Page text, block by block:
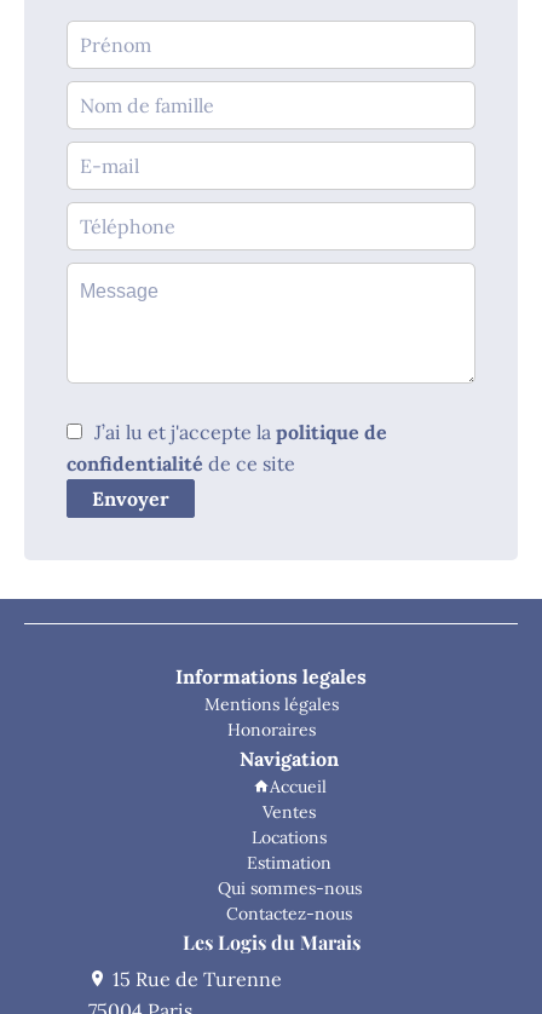
J’ai lu et j'accepte la politique de
confidentialité de ce site
Envoyer
Informations legales
Mentions légales
Honoraires
Navigation
Accueil
Ventes
Locations
Estimation
Qui sommes-nous
Contactez-nous
Les Logis du Marais
15 Rue de Turenne